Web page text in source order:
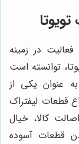
در زمینه
توانسته است
عنوان یکی از
قطعات لیفتراک
کالا، خیال
قطعات آسوده